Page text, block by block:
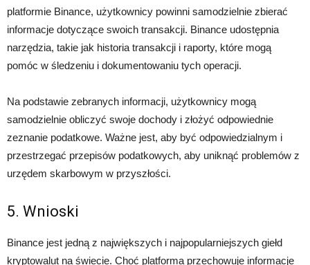
platformie Binance, użytkownicy powinni samodzielnie zbierać
informacje dotyczące swoich transakcji. Binance udostępnia
narzędzia, takie jak historia transakcji i raporty, które mogą
pomóc w śledzeniu i dokumentowaniu tych operacji.
Na podstawie zebranych informacji, użytkownicy mogą
samodzielnie obliczyć swoje dochody i złożyć odpowiednie
zeznanie podatkowe. Ważne jest, aby być odpowiedzialnym i
przestrzegać przepisów podatkowych, aby uniknąć problemów z
urzędem skarbowym w przyszłości.
5. Wnioski
Binance jest jedną z największych i najpopularniejszych giełd
kryptowalut na świecie. Choć platforma przechowuje informacje